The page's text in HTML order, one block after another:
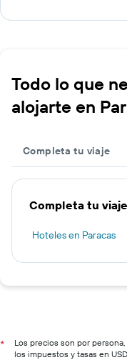
Todo lo que
alojarte en
Completa tu viaje
Completa tu
Hoteles en Paracas
*
Los precios son por
los impuestos y tasas en